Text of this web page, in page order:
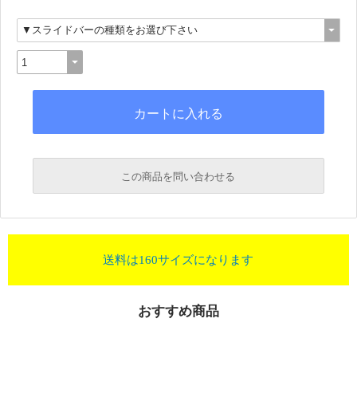
この商品を問い合わせる
送料は160サイズになります
おすすめ商品